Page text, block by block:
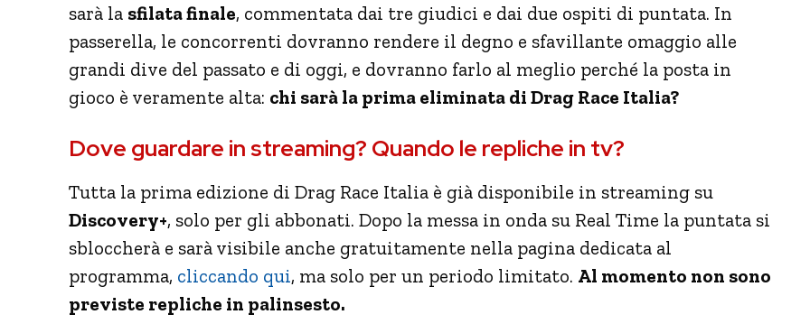
sarà la sfilata finale, commentata dai tre giudici e dai due ospiti di puntata. In
passerella, le concorrenti dovranno rendere il degno e sfavillante omaggio alle
grandi dive del passato e di oggi, e dovranno farlo al meglio perché la posta in
gioco è veramente alta: chi sarà la prima eliminata di Drag Race Italia?
Dove guardare in streaming? Quando le repliche in tv?
Tutta la prima edizione di Drag Race Italia è già disponibile in streaming su
Discovery+, solo per gli abbonati. Dopo la messa in onda su Real Time la puntata si
sbloccherà e sarà visibile anche gratuitamente nella pagina dedicata al
programma, cliccando qui, ma solo per un periodo limitato. Al momento non sono
previste repliche in palinsesto.